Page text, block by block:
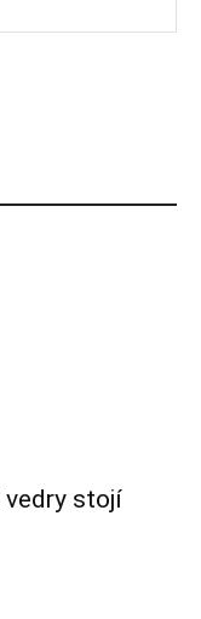
vedry stojí